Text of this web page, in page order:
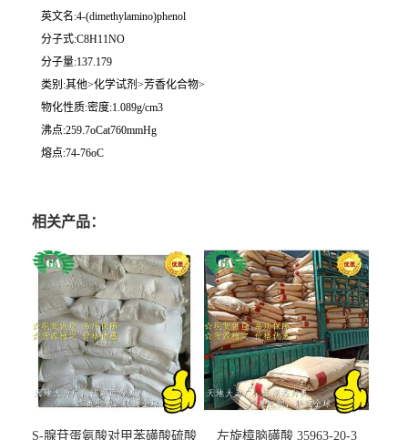
英文名:4-(dimethylamino)phenol
分子式:C8H11NO
分子量:137.179
类别:其他>化学试剂>芳香化合物>
物化性质:密度:1.089g/cm3
沸点:259.7oCat760mmHg
熔点:74-76oC
相关产品：
S-腺苷蛋氨酸对甲苯磺酸硫酸 左旋樟脑磺酸 35963-20-3